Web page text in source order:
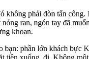
không phải đòn tấn công.
nóng ran, ngón tay đã
khoan.
bạn: phần lớn khách bực